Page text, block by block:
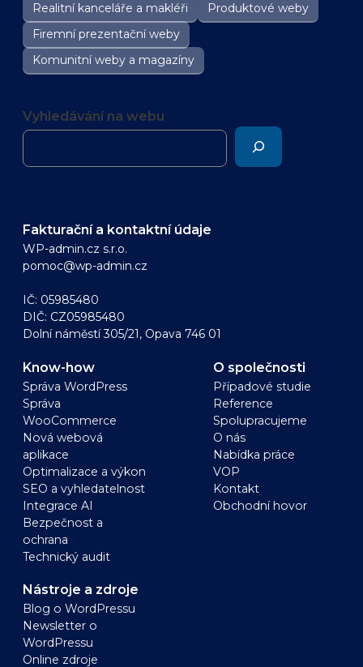
Realitní kanceláře a makléři
Produktové weby
Firemní prezentační weby
Komunitní weby a magazíny
Vyhledávání na webu
Fakturační a kontaktní údaje
WP-admin.cz s.r.o.
pomoc@wp-admin.cz
IČ: 05985480
DIČ: CZ05985480
Dolní náměstí 305/21, Opava 746 01
Know-how
Správa WordPress
Správa
WooCommerce
Nová webová
aplikace
Optimalizace a výkon
SEO a vyhledatelnost
Integrace AI
Bezpečnost a
ochrana
Technický audit
Nástroje a zdroje
Blog o WordPressu
Newsletter o
WordPressu
Online zdroje
O společnosti
Případové studie
Reference
Spolupracujeme
O nás
Nabídka práce
VOP
Kontakt
Obchodní hovor